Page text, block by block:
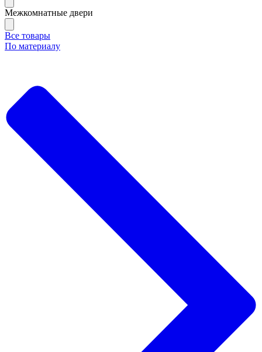
Межкомнатные двери
Все товары
По материалу